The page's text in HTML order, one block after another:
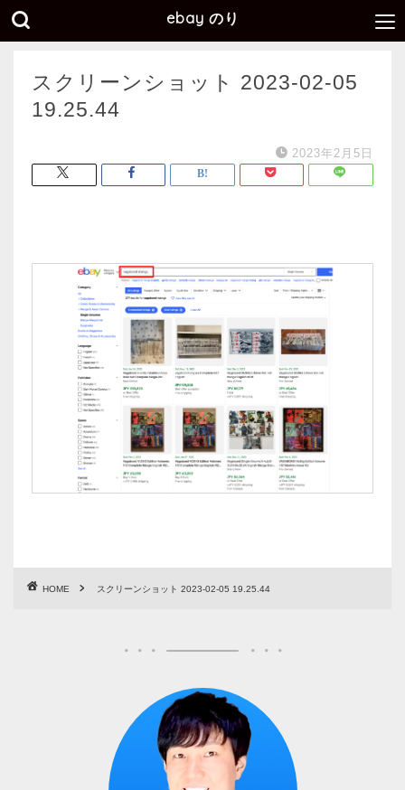
ebay のり
スクリーンショット 2023-02-05
19.25.44
2023年2月5日
HOME スクリーンショット 2023-02-05 19.25.44